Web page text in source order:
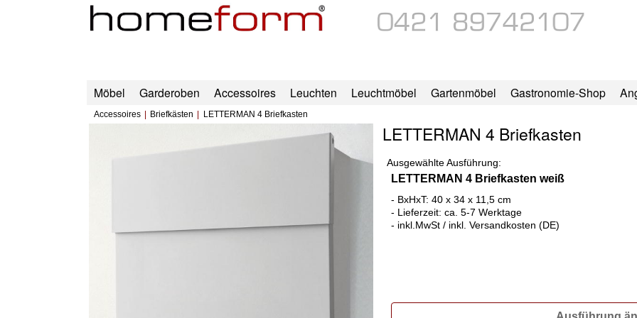
Möbel Garderoben Accessoires Leuchten Leuchtmöbel Gartenmöbel Gastronomie-Shop
Accessoires Briefkästen LETTERMAN 4 Briefkasten
LETTERMAN 4 Briefkasten
Ausgewählte Ausführung:
LETTERMAN 4 Briefkasten weiß
- BxHxT: 40 x 34 x 11,5 cm
- Lieferzeit: ca. 5-7 Werktage
- inkl.MwSt / inkl. Versandkosten (DE)